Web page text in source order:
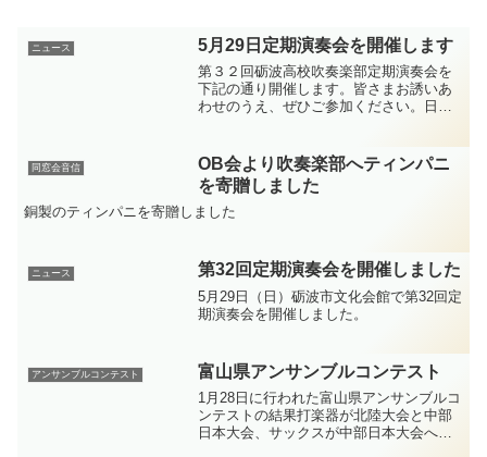
ニュース 5月29日定期演奏会を開催します
第３２回砺波高校吹奏楽部定期演奏会を
下記の通り開催します。皆さまお誘いあ
わせのうえ、ぜひご参加ください。日
所 砺波市文化会館 大ホール入場料
３００円2022砺波高校吹...
同窓会音信
OB会より吹奏楽部へティンパニ
を寄贈しました
銅製のティンパニを寄贈しました
ニュース 第32回定期演奏会を開催しました
5月29日（日）砺波市文化会館で第32回定
期演奏会を開催しました。
アンサンブルコンテスト 富山県アンサンブルコンテスト
1月28日に行われた富山県アンサンブルコ
ンテストの結果打楽器が北陸大会と中部
日本大会、サックスが中部日本大会への